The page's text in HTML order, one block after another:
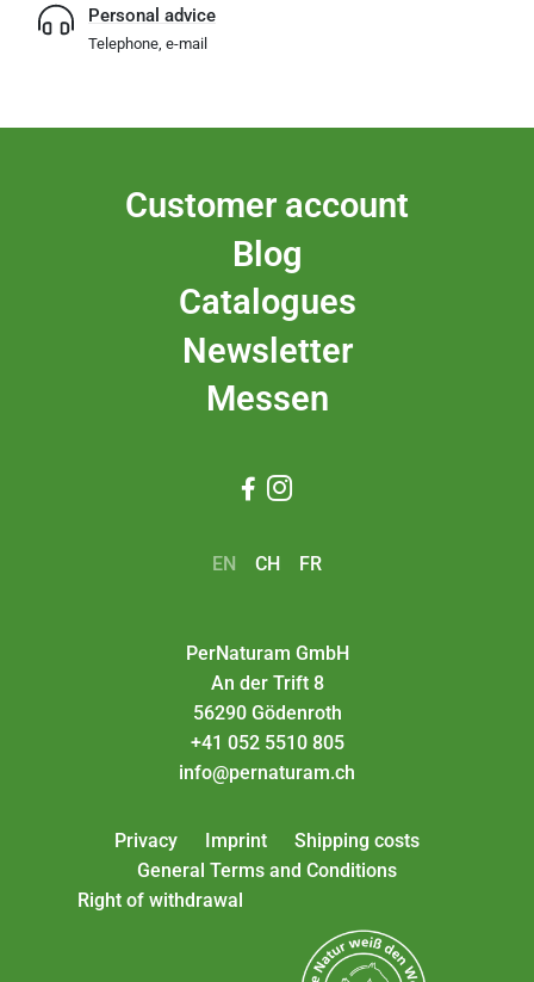
Personal advice
Telephone, e-mail
Customer account
Blog
Catalogues
Newsletter
Messen
 
EN CH FR
PerNaturam GmbH
An der Trift 8
56290 Gödenroth
+41 052 5510 805
info@pernaturam.ch
Privacy Imprint
Shipping costs
General Terms and Conditions
Right of withdrawal